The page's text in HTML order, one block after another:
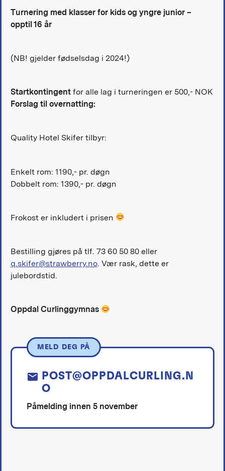
Turnering med klasser for kids og yngre junior –
opptil 16 år
(NB! gjelder fødselsdag i 2024!)
Startkontingent for alle lag i turneringen er 500,- NOK
Forslag til overnatting:
Quality Hotel Skifer tilbyr:
Enkelt rom: 1190,- pr. døgn
Dobbelt rom: 1390,- pr. døgn
Frokost er inkludert i prisen
Bestilling gjøres på tlf. 73 60 50 80 eller
q.skifer@strawberry.no. Vær rask, dette er
julebordstid.
Oppdal Curlinggymnas
MELD DEG PÅ
POST@OPPDALCURLING.N
O
Påmelding innen 5 november